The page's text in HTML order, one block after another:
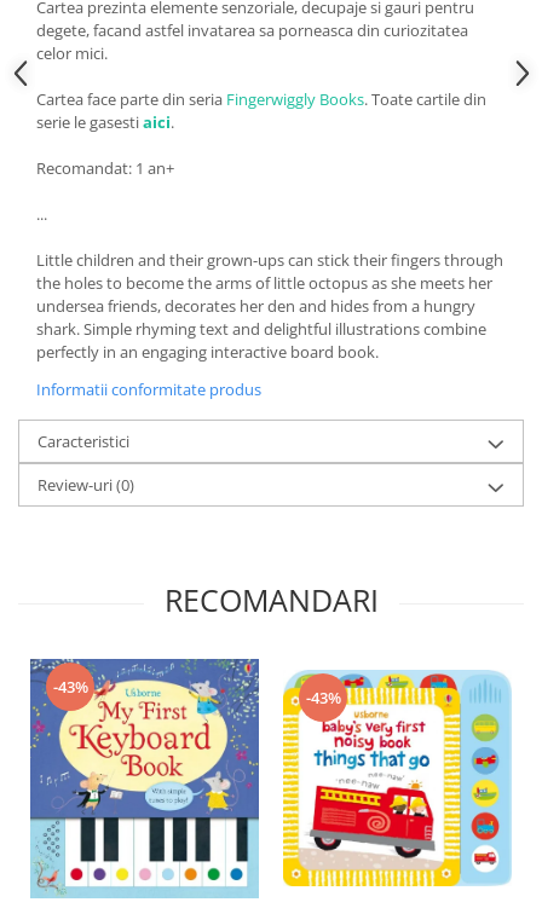
Cartea prezinta elemente senzoriale, decupaje si gauri pentru
degete, facand astfel invatarea sa porneasca din curiozitatea
celor mici.
Cartea face parte din seria Fingerwiggly Books. Toate cartile din
serie le gasestiaici.
Recomandat: 1 an+
...
Little children and their grown-ups can stick their fingers through
the holes to become the arms of little octopus as she meets her
undersea friends, decorates her den and hides from a hungry
shark. Simple rhyming text and delightful illustrations combine
perfectly in an engaging interactive board book.
Informatii conformitate produs
Caracteristici
Review-uri(0)
RECOMANDARI
-43%
-43%